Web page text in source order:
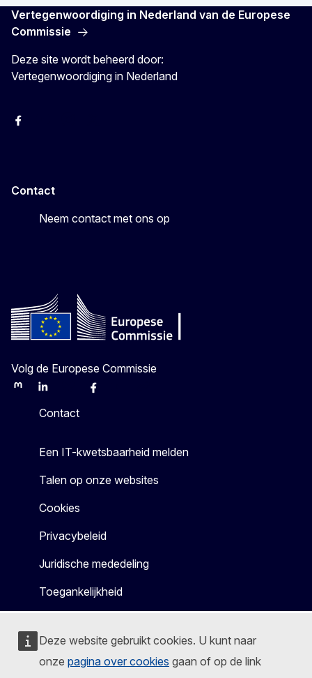
Deze website gebruikt cookies. U kunt naar
onze pagina over cookies gaan of op de link
Vertegenwoordiging in Nederland van de Europese
Commissie
Deze site wordt beheerd door:
Vertegenwoordiging in Nederland
Facebook
Contact
Neem contact met ons op
Volg de Europese Commissie
MastodonLinkedInBlueskyFacebook
Contact
Een IT-kwetsbaarheid melden
Talen op onze websites
Cookies
Privacybeleid
Juridische mededeling
Toegankelijkheid